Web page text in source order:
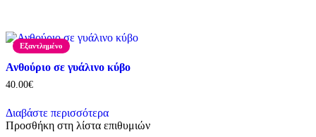
Οι
επιλογές
μπορούν
να
επιλεγούν
σελίδα
του
Εξαντλημένο
Ανθούριο σε γυάλινο κύβο
40.00€
Διαβάστε περισσότερα
Προσθήκη στη λίστα επιθυμιών